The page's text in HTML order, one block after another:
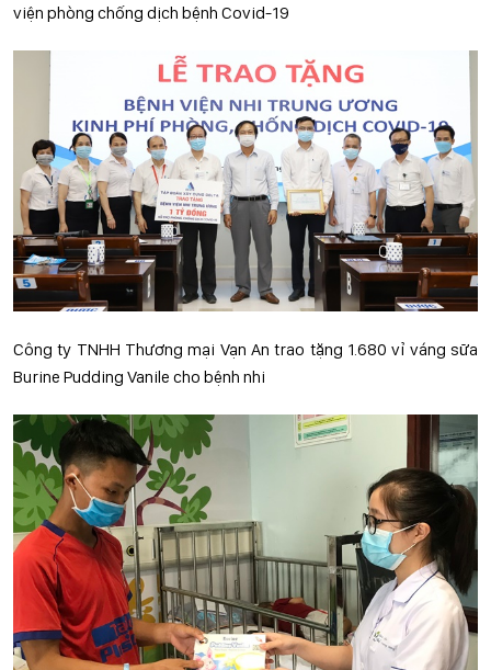
viện phòng chống dịch bệnh Covid-19
Công ty TNHH Thương mại Vạn An trao tặng 1.680 vỉ váng sữa
Burine Pudding Vanile cho bệnh nhi